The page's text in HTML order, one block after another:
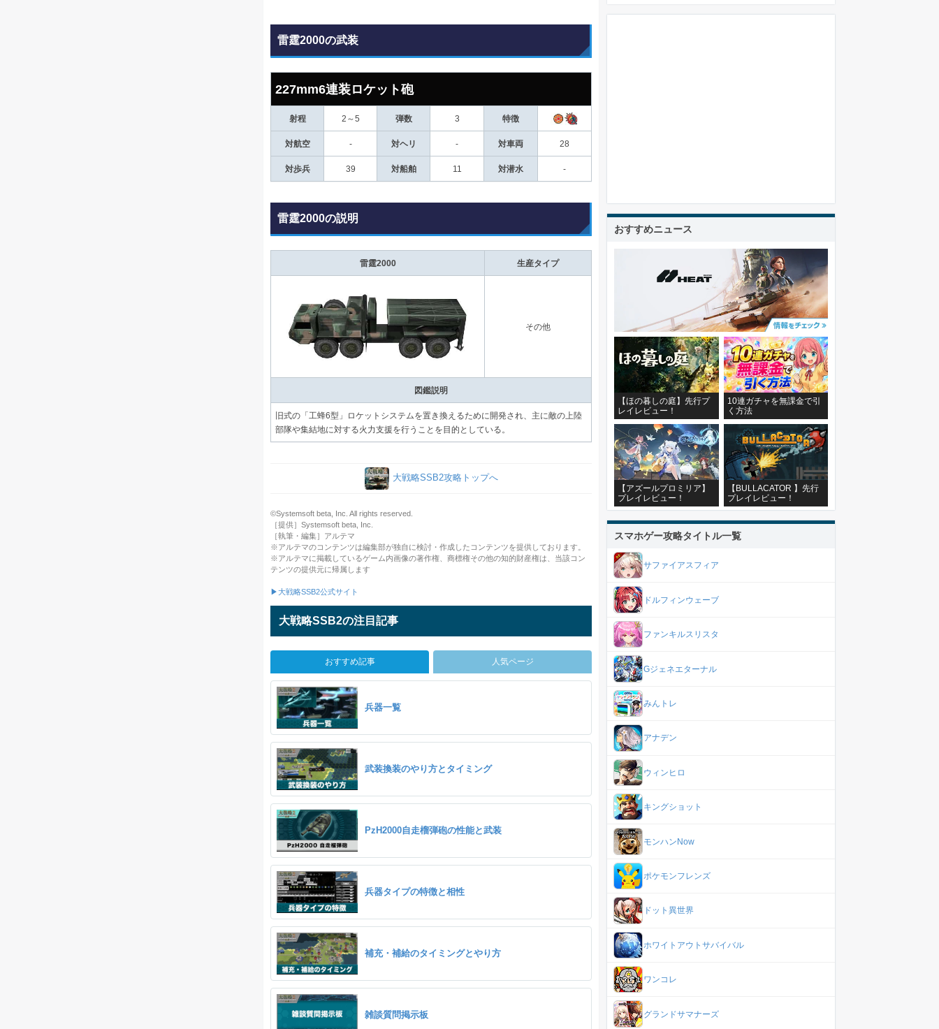
雷霆2000の武装
227mm6連装ロケット砲
射程 2～5 弾数 3 特徴
対航空 - 対ヘリ - 対車両 28
対歩兵 39 対船舶 11 対潜水 -
雷霆2000の説明
雷霆2000 生産タイプ
その他
図鑑説明
旧式の「工蜂6型」ロケットシステムを置き換えるために開発され、主に敵の上陸
部隊や集結地に対する火力支援を行うことを目的としている。
大戦略SSB2攻略トップへ
©Systemsoft beta, Inc. All rights reserved.
［提供］Systemsoft beta, Inc.
［執筆・編集］アルテマ
※アルテマのコンテンツは編集部が独自に検討・作成したコンテンツを提供しております。
※アルテマに掲載しているゲーム内画像の著作権、商標権その他の知的財産権は、当該コン
テンツの提供元に帰属します
▶大戦略SSB2公式サイト
大戦略SSB2の注目記事
おすすめ記事 人気ページ
兵器一覧
武装換装のやり方とタイミング
PzH2000自走榴弾砲の性能と武装
兵器タイプの特徴と相性
補充・補給のタイミングとやり方
雑談質問掲示板
おすすめニュース
【ほの暮しの庭】先行プ
レイレビュー！
10連ガチャを無課金で引
く方法
【アズールプロミリア】
プレイレビュー！
【BULLACATOR 】先行
プレイレビュー！
スマホゲー攻略タイトル一覧
サファイアスフィア
ドルフィンウェーブ
ファンキルスリスタ
Gジェネエターナル
みんトレ
アナデン
ウィンヒロ
キングショット
モンハンNow
ポケモンフレンズ
ドット異世界
ホワイトアウトサバイバル
ワンコレ
グランドサマナーズ